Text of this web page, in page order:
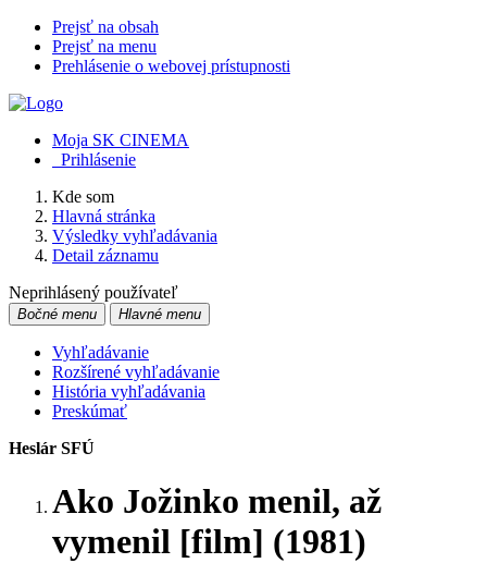
Prejsť na obsah
Prejsť na menu
Prehlásenie o webovej prístupnosti
Moja SK CINEMA
Prihlásenie
Kde som
Hlavná stránka
Výsledky vyhľadávania
Detail záznamu
Neprihlásený používateľ
Bočné menu Hlavné menu
Vyhľadávanie
Rozšírené vyhľadávanie
História vyhľadávania
Preskúmať
Heslár SFÚ
Ako Jožinko menil, až
vymenil [film] (1981)